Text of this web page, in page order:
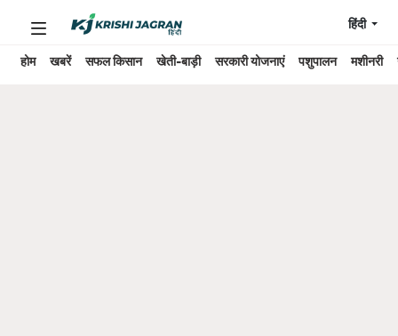
होम खबरें सफल किसान खेती-बाड़ी सरकारी योजनाएं पशुपालन मशीनरी
हिंदी